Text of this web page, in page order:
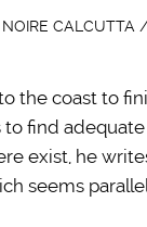
the coast to
find
exist, he
seems